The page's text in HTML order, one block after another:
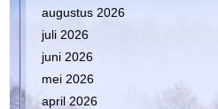
augustus 2026
juli 2026
juni 2026
mei 2026
april 2026